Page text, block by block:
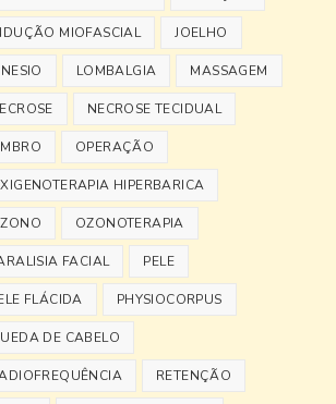
MIOFASCIAL JOELHO
LOMBALGIA MASSAGEM
NECROSE TECIDUAL
OPERAÇÃO
HIPERBARICA
OZONOTERAPIA
FACIAL PELE
FLÁCIDA PHYSIOCORPUS
DE CABELO
RETENÇÃO